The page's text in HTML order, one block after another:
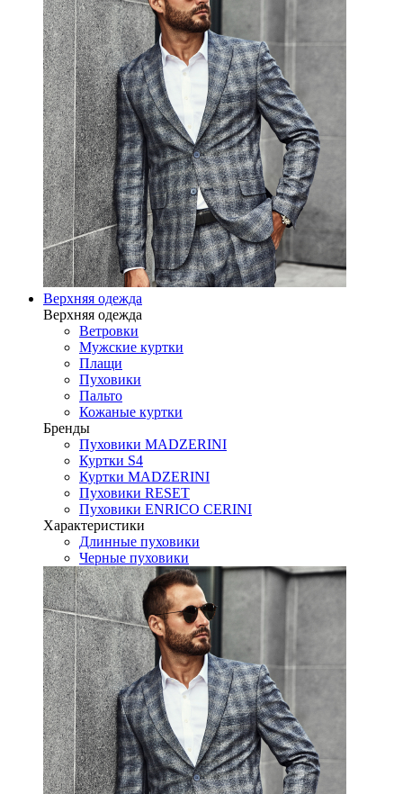
Верхняя одежда
Верхняя одежда
Ветровки
Мужские куртки
Плащи
Пуховики
Пальто
Кожаные куртки
Бренды
Пуховики MADZERINI
Куртки S4
Куртки MADZERINI
Пуховики RESET
Пуховики ENRICO CERINI
Характеристики
Длинные пуховики
Черные пуховики